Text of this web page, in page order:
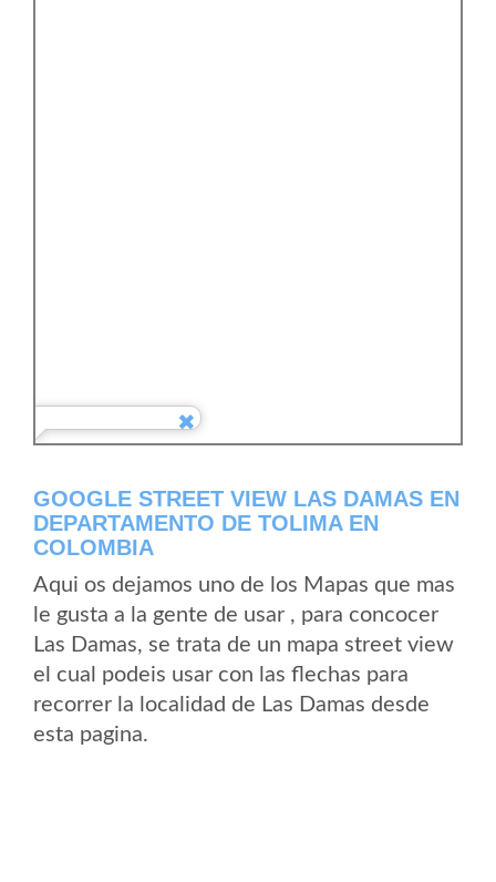
GOOGLE STREET VIEW LAS DAMAS EN
DEPARTAMENTO DE TOLIMA EN
COLOMBIA
Aqui os dejamos uno de los Mapas que mas
le gusta a la gente de usar , para concocer
Las Damas, se trata de un mapa street view
el cual podeis usar con las flechas para
recorrer la localidad de Las Damas desde
esta pagina.